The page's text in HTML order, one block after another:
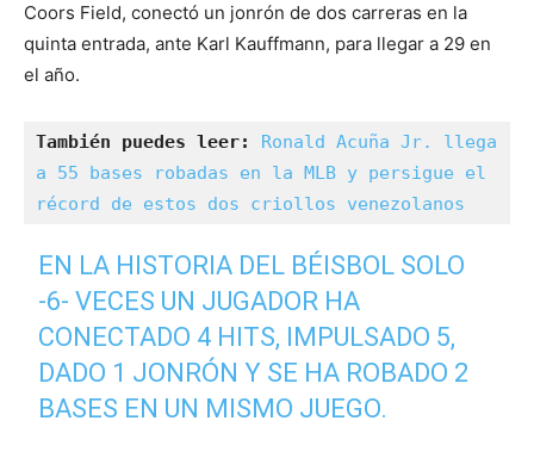
Coors Field, conectó un jonrón de dos carreras en la
quinta entrada, ante Karl Kauffmann, para llegar a 29 en
el año.
También puedes leer: Ronald Acuña Jr. llega
a 55 bases robadas en la MLB y persigue el
récord de estos dos criollos venezolanos
EN LA HISTORIA DEL BÉISBOL SOLO
-6- VECES UN JUGADOR HA
CONECTADO 4 HITS, IMPULSADO 5,
DADO 1 JONRÓN Y SE HA ROBADO 2
BASES EN UN MISMO JUEGO.